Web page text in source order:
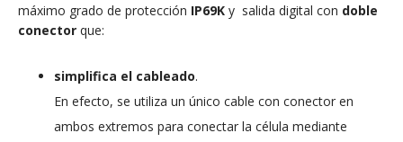
máximo grado de protección IP69K y salida digital con doble
conector que:
simplifica el cableado.
En efecto, se utiliza un único cable con conector en
ambos extremos para conectar la célula mediante